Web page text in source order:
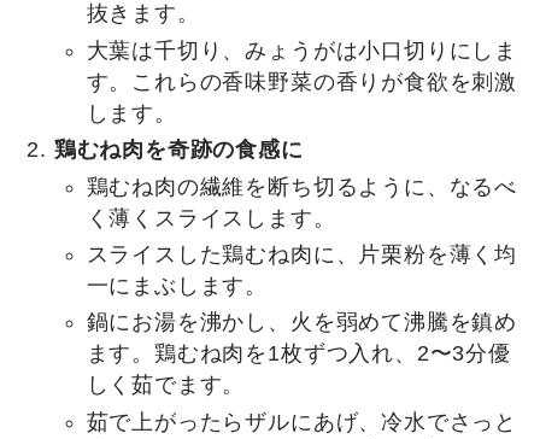
抜きます。
大葉は千切り、みょうがは小口切りにしま
す。これらの香味野菜の香りが食欲を刺激
します。
鶏むね肉を奇跡の食感に
鶏むね肉の繊維を断ち切るように、なるべ
く薄くスライスします。
スライスした鶏むね肉に、片栗粉を薄く均
一にまぶします。
鍋にお湯を沸かし、火を弱めて沸騰を鎮め
ます。鶏むね肉を1枚ずつ入れ、2〜3分優
しく茹でます。
茹で上がったらザルにあげ、冷水でさっと